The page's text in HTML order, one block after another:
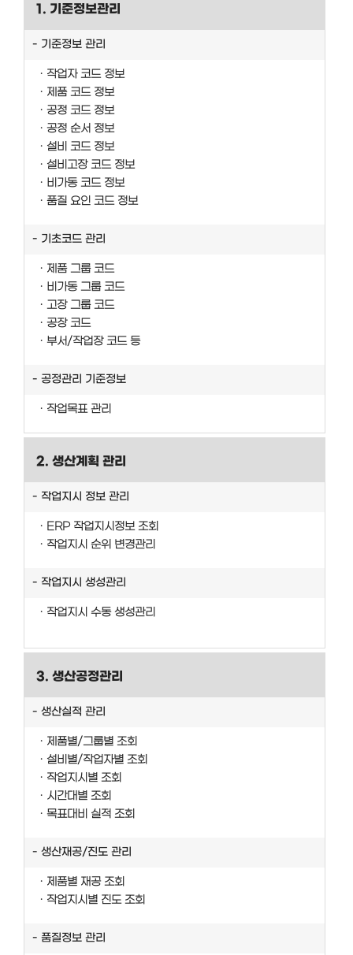
1. 기준정보관리
기준정보 관리
작업자 코드 정보
제품 코드 정보
공정 코드 정보
공정 순서 정보
설비 코드 정보
설비고장 코드 정보
비가동 코드 정보
품질 요인 코드 정보
기초코드 관리
제품 그룹 코드
비가동 그룹 코드
고장 그룹 코드
공장 코드
부서/작업장 코드 등
공정관리 기준정보
작업목표 관리
2. 생산계획 관리
작업지시 정보 관리
ERP 작업지시정보 조회
작업지시 순위 변경관리
작업지시 생성관리
작업지시 수동 생성관리
3. 생산공정관리
생산실적 관리
제품별/그룹별 조회
설비별/작업자별 조회
작업지시별 조회
시간대별 조회
목표대비 실적 조회
생산재공/진도 관리
제품별 재공 조회
작업지시별 진도 조회
품질정보 관리